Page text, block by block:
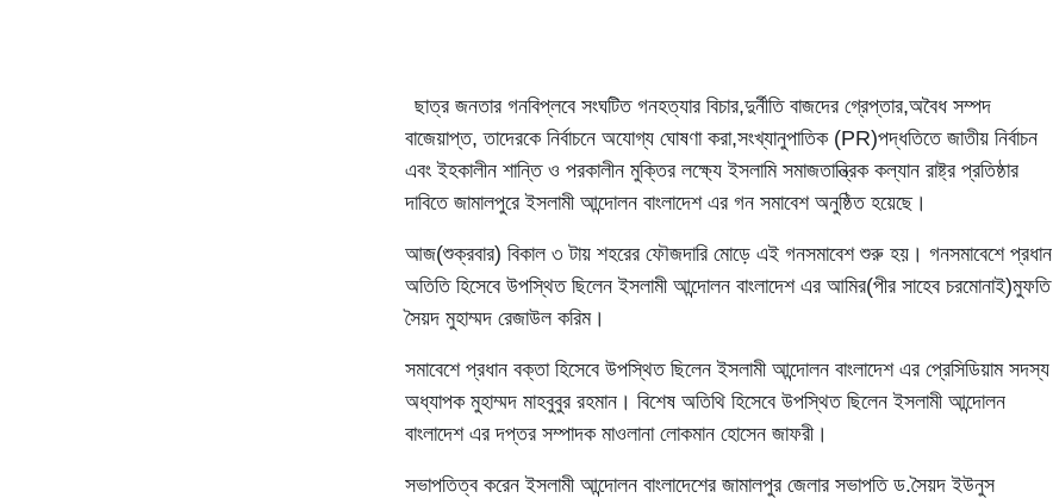
ছাত্র জনতার গনবিপ্লবে সংঘটিত গনহত্যার বিচার,দুর্নীতি বাজদের গ্রেপ্তার,অবৈধ সম্পদ
বাজেয়াপ্ত, তাদেরকে নির্বাচনে অযোগ্য ঘোষণা করা,সংখ্যানুপাতিক (PR)পদ্ধতিতে জাতীয় নির্বাচন
এবং ইহকালীন শান্তি ও পরকালীন মুক্তির লক্ষ্যে ইসলামি সমাজতান্ত্রিক কল্যান রাষ্ট্র প্রতিষ্ঠার
দাবিতে জামালপুরে ইসলামী আন্দোলন বাংলাদেশ এর গন সমাবেশ অনুষ্ঠিত হয়েছে।
আজ(শুক্রবার) বিকাল ৩ টায় শহরের ফৌজদারি মোড়ে এই গনসমাবেশ শুরু হয়। গনসমাবেশে প্রধান
অতিতি হিসেবে উপস্থিত ছিলেন ইসলামী আন্দোলন বাংলাদেশ এর আমির(পীর সাহেব চরমোনাই)মুফতি
সৈয়দ মুহাম্মদ রেজাউল করিম।
সমাবেশে প্রধান বক্তা হিসেবে উপস্থিত ছিলেন ইসলামী আন্দোলন বাংলাদেশ এর প্রেসিডিয়াম সদস্য
অধ্যাপক মুহাম্মদ মাহবুবুর রহমান। বিশেষ অতিথি হিসেবে উপস্থিত ছিলেন ইসলামী আন্দোলন
বাংলাদেশ এর দপ্তর সম্পাদক মাওলানা লোকমান হোসেন জাফরী।
সভাপতিত্ব করেন ইসলামী আন্দোলন বাংলাদেশের জামালপুর জেলার সভাপতি ড.সৈয়দ ইউনুস